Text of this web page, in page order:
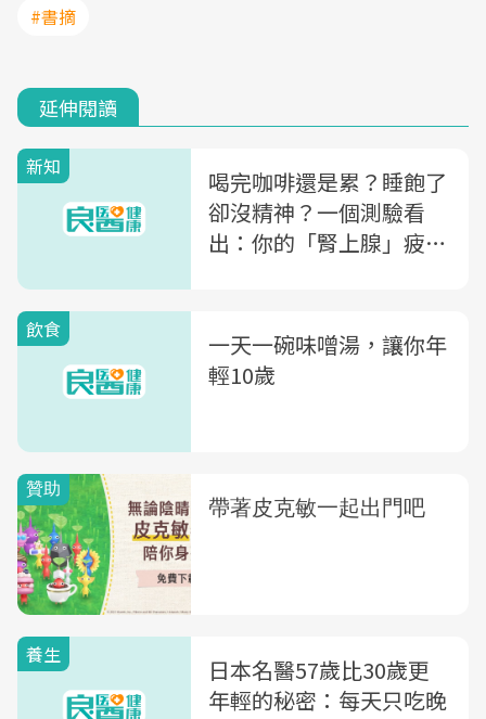
#書摘
延伸閱讀
新知
喝完咖啡還是累？睡飽了
卻沒精神？一個測驗看
出：你的「腎上腺」疲勞
飲食
一天一碗味噌湯，讓你年
輕10歲
養生
日本名醫57歲比30歲更
年輕的秘密：每天只吃晚